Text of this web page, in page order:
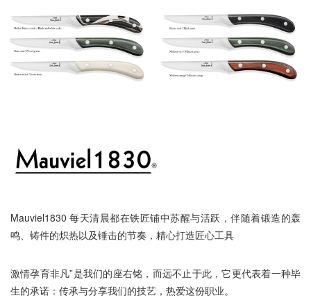
Mauviel1830 每天清晨都在铁匠铺中苏醒与活跃，伴随着锻造的轰
鸣、铸件的炽热以及锤击的节奏，精心打造匠心工具
激情孕育非凡”是我们的座右铭，而远不止于此，它更代表着一种毕
生的承诺：传承与分享我们的技艺，热爱这份职业。